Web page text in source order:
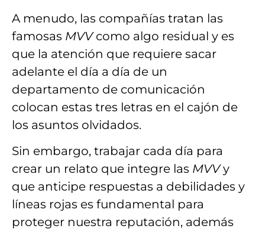
A menudo, las compañías tratan las
famosas MVVcomo algo residual y es
que la atención que requiere sacar
adelante el día a día de un
departamento de comunicación
colocan estas tres letras en el cajón de
los asuntos olvidados.
Sin embargo, trabajar cada día para
crear un relato que integre las MVVy
que anticipe respuestas a debilidades y
líneas rojas es fundamental para
proteger nuestra reputación, además